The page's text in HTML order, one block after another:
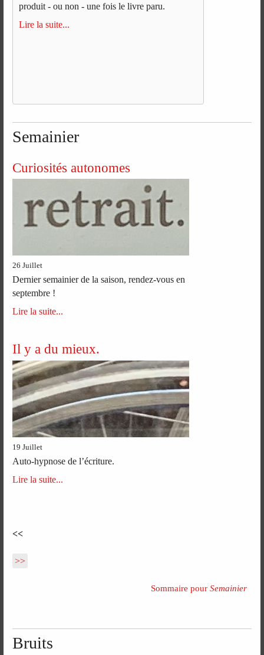
produit - ou non - une fois le livre paru.
Lire la suite...
Semainier
Curiosités autonomes
26 Juillet
Dernier semainier de la saison, rendez-vous en
septembre !
Lire la suite...
Il y a du mieux.
19 Juillet
Auto-hypnose de l’écriture.
Lire la suite...
<<
>>
Sommaire pour Semainier
Bruits